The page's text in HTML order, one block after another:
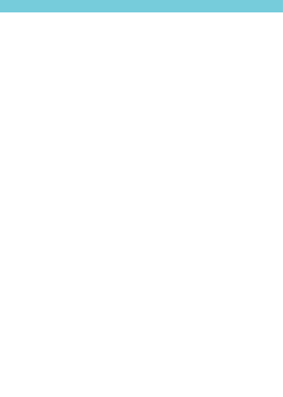
con confianza.